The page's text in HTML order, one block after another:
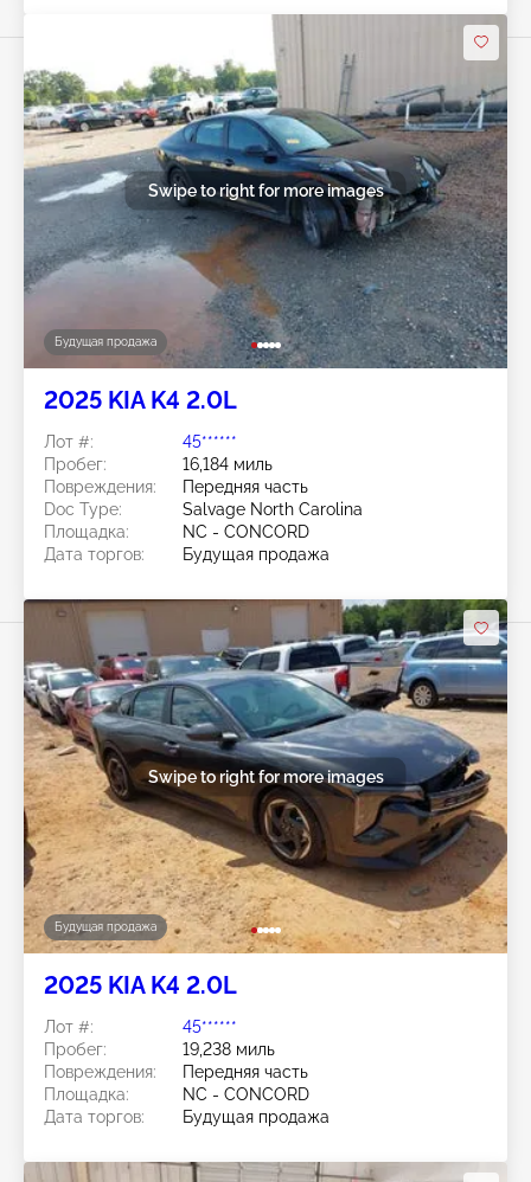
Будущая продажа
Swipe to right for more images
2025 KIA K4 2.0L
Лот #:
45******
Пробег:
16,184 миль
Повреждения:
Передняя часть
Doc Type:
Salvage North Carolina
Площадка:
NC - CONCORD
Дата торгов:
Будущая продажа
Будущая продажа
Swipe to right for more images
2025 KIA K4 2.0L
Лот #:
45******
Пробег:
19,238 миль
Повреждения:
Передняя часть
Площадка:
NC - CONCORD
Дата торгов:
Будущая продажа